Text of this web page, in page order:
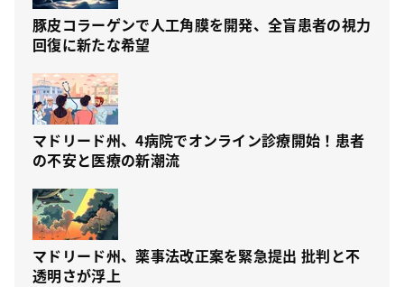
豚皮コラーゲンで人工角膜を開発、全盲患者の視力
回復に新たな希望
マドリード州、4病院でオンライン診療開始！患者
の不安と医療の新潮流
マドリード州、薬事法改正案を緊急提出 批判と不
透明さが浮上